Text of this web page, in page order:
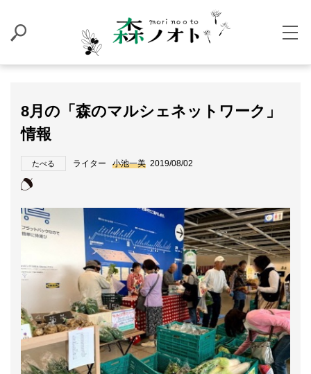
8月の「森のマルシェネットワーク」
情報
たべる ライター 小池一美 2019/08/02